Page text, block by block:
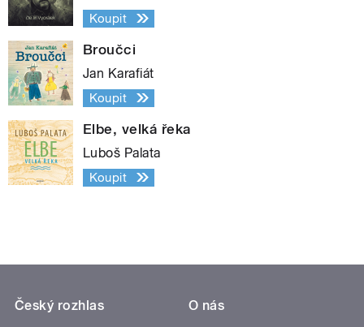
Koupit
Broučci
Jan Karafiát
Koupit
Elbe, velká řeka
Luboš Palata
Koupit
Český rozhlas
O nás